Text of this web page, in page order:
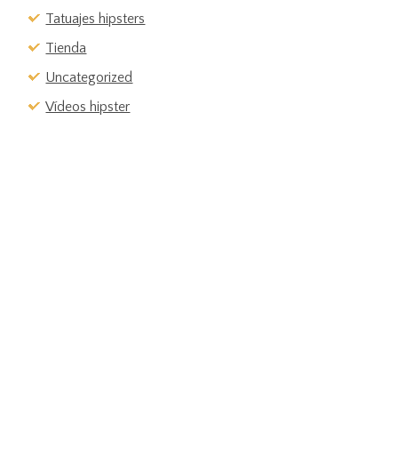
Tatuajes hipsters
Tienda
Uncategorized
Vídeos hipster